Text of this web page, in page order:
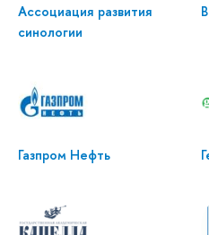
Ассоциация развития
синологии
Газпром Нефть